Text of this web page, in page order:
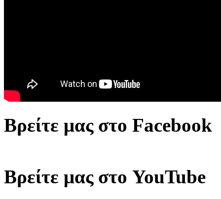
Βρείτε μας στο Facebook
Βρείτε μας στο YouTube